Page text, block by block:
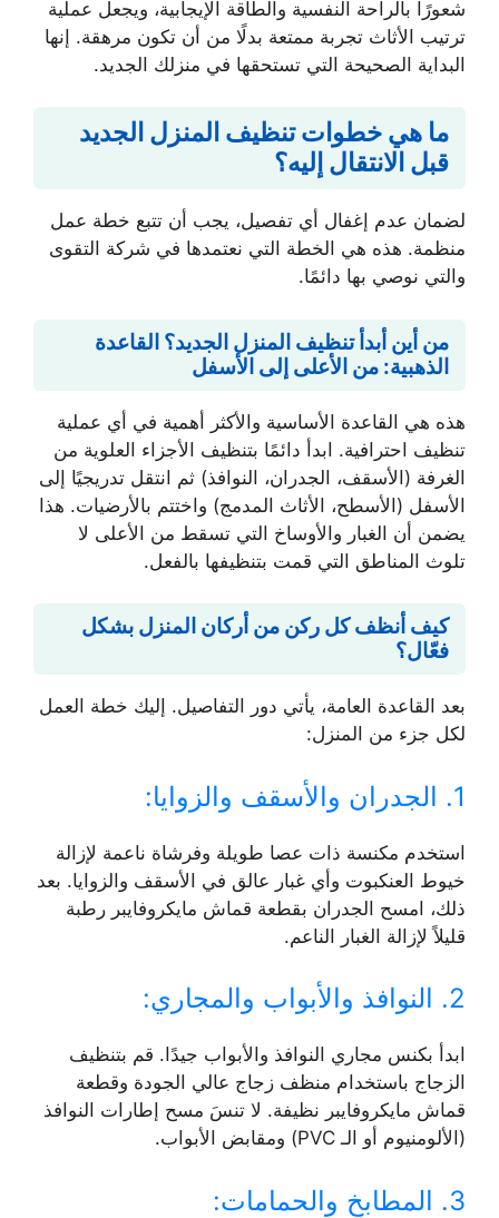
شعورًا بالراحة النفسية والطاقة الإيجابية، ويجعل عملية
ترتيب الأثاث تجربة ممتعة بدلًا من أن تكون مرهقة. إنها
البداية الصحيحة التي تستحقها في منزلك الجديد.
ما هي خطوات تنظيف المنزل الجديد
قبل الانتقال إليه؟
لضمان عدم إغفال أي تفصيل، يجب أن تتبع خطة عمل
منظمة. هذه هي الخطة التي نعتمدها في شركة التقوى
والتي نوصي بها دائمًا.
من أين أبدأ تنظيف المنزل الجديد؟ القاعدة
الذهبية: من الأعلى إلى الأسفل
هذه هي القاعدة الأساسية والأكثر أهمية في أي عملية
تنظيف احترافية. ابدأ دائمًا بتنظيف الأجزاء العلوية من
الغرفة (الأسقف، الجدران، النوافذ) ثم انتقل تدريجيًا إلى
الأسفل (الأسطح، الأثاث المدمج) واختتم بالأرضيات. هذا
يضمن أن الغبار والأوساخ التي تسقط من الأعلى لا
تلوث المناطق التي قمت بتنظيفها بالفعل.
كيف أنظف كل ركن من أركان المنزل بشكل
فعّال؟
بعد القاعدة العامة، يأتي دور التفاصيل. إليك خطة العمل
لكل جزء من المنزل:
1. الجدران والأسقف والزوايا:
استخدم مكنسة ذات عصا طويلة وفرشاة ناعمة لإزالة
خيوط العنكبوت وأي غبار عالق في الأسقف والزوايا. بعد
ذلك، امسح الجدران بقطعة قماش مايكروفايبر رطبة
قليلاً لإزالة الغبار الناعم.
2. النوافذ والأبواب والمجاري:
ابدأ بكنس مجاري النوافذ والأبواب جيدًا. قم بتنظيف
الزجاج باستخدام منظف زجاج عالي الجودة وقطعة
قماش مايكروفايبر نظيفة. لا تنسَ مسح إطارات النوافذ
(الألومنيوم أو الـ PVC) ومقابض الأبواب.
3. المطابخ والحمامات: